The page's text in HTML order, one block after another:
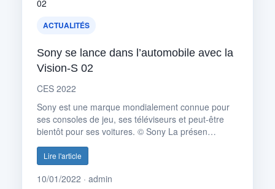
ACTUALITÉS
Sony se lance dans l’automobile avec la
Vision-S 02
CES 2022
Sony est une marque mondialement connue pour
ses consoles de jeu, ses téléviseurs et peut-être
bientôt pour ses voitures. © Sony La présen…
Lire l'article
10/01/2022 · admin